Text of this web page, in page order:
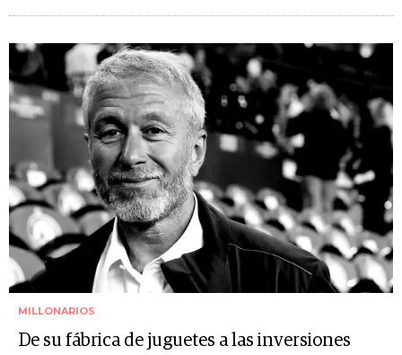
MILLONARIOS
De su fábrica de juguetes a las inversiones